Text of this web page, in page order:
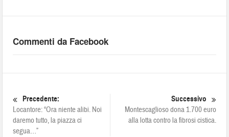
Commenti da Facebook
Precedente:
Locantore: “Ora niente alibi. Noi
daremo tutto, la piazza ci
segua…”
Successivo
Montescaglioso dona 1.700 euro
alla lotta contro la fibrosi cistica.